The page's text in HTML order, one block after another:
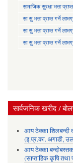
सामाजिक सुरक्षा भत्ता
सा‍ सु भत्ता प्राप्त गर्ने
सा‍ सु भत्ता प्राप्त गर्ने
सा‍ सु भत्ता प्राप्त गर्ने
सार्वजनिक खरीद /
आय ठेक्का शिलबन्दी
(इ.प्र.का. अगाडी,
आय ठेक्का
(साप्ताहिक कृषि तथा